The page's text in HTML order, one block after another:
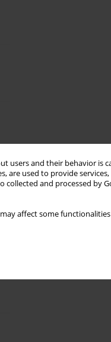
users and their behavior is
are used to provide services,
collected and processed by
affect some